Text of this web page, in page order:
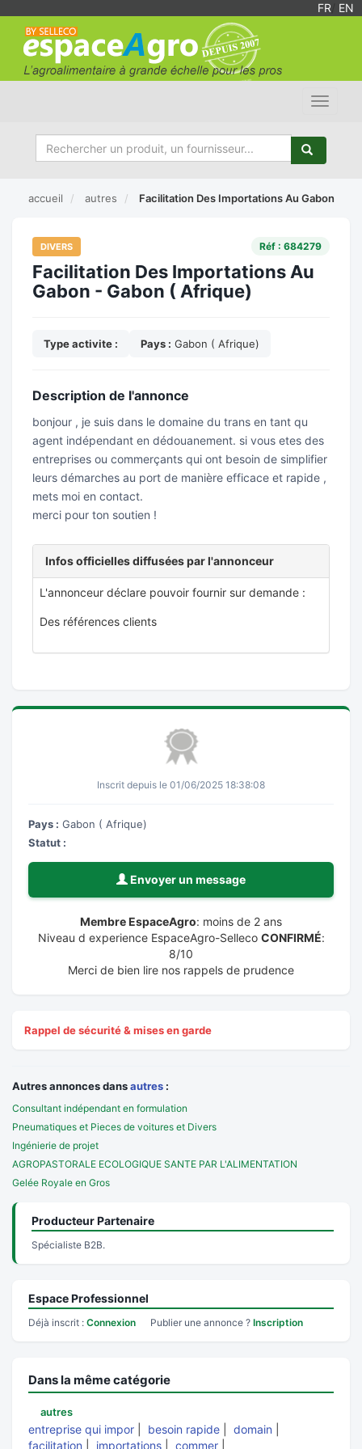
FR EN
Toggle
accueil autres Facilitation Des Importations Au Gabon
DIVERS Réf : 684279
Facilitation Des Importations Au
Gabon - Gabon ( Afrique)
Type activite : Pays : Gabon ( Afrique)
Description de l'annonce
bonjour , je suis dans le domaine du trans en tant qu
agent indépendant en dédouanement. si vous etes des
entreprises ou commerçants qui ont besoin de simplifier
leurs démarches au port de manière efficace et rapide ,
mets moi en contact.
merci pour ton soutien !
Infos officielles diffusées par l'annonceur
L'annonceur déclare pouvoir fournir sur demande :
Des références clients
Inscrit depuis le 01/06/2025 18:38:08
Pays : Gabon ( Afrique)
Statut :
Envoyer un message
Membre EspaceAgro: moins de 2 ans
Niveau d experience EspaceAgro-Selleco CONFIRMÉ:
8/10
Merci de bien lire nos rappels de prudence
Rappel de sécurité & mises en garde
Autres annonces dansautres :
Consultant indépendant en formulation
Pneumatiques et Pieces de voitures et Divers
Ingénierie de projet
AGROPASTORALE ECOLOGIQUE SANTE PAR L'ALIMENTATION
Gelée Royale en Gros
Producteur Partenaire
Spécialiste B2B.
Espace Professionnel
Déjà inscrit : Connexion Publier une annonce ? Inscription
Dans la même catégorie
autres
entreprise qui impor besoin rapide domain
facilitation
importations commer